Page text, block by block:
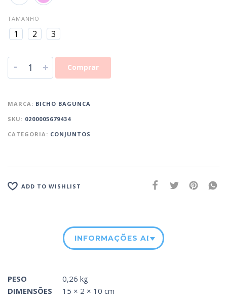
TAMANHO
1 2 3
- + Comprar
MARCA: BICHO BAGUNCA
SKU: 0200005679434
CATEGORIA: CONJUNTOS
ADD TO WISHLIST
INFORMAÇÕES ADICIONAIS
PESO
0,26 kg
DIMENSÕES
15 × 2 × 10 cm